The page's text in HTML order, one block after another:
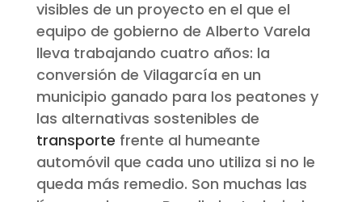
visibles de un proyecto en el que el
equipo de gobierno de Alberto Varela
lleva trabajando cuatro años: la
conversión de Vilagarcía en un
municipio ganado para los peatones y
las alternativas sostenibles de
transporte frente al humeante
automóvil que cada uno utiliza si no le
queda más remedio. Son muchas las